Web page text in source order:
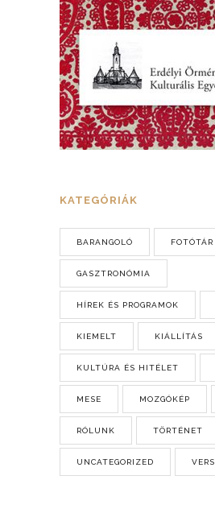
KATEGÓRIÁK
BARANGOLÓ FOTÓTÁR
GASZTRONÓMIA
HÍREK ÉS PROGRAMOK
KIEMELT KIÁLLÍTÁS
KULTÚRA ÉS HITÉLET
MESE MOZGÓKÉP
RÓLUNK TÖRTÉNET
UNCATEGORIZED VERS